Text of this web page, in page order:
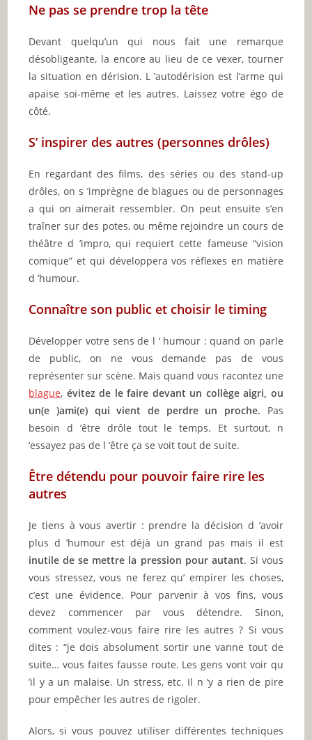
Ne pas se prendre trop la tête
Devant quelqu’un qui nous fait une remarque
désobligeante, la encore au lieu de ce vexer, tourner
la situation en dérision. L ’autodérision est l’arme qui
apaise soi-même et les autres. Laissez votre égo de
côté.
S’ inspirer des autres (personnes drôles)
En regardant des films, des séries ou des stand-up
drôles, on s ’imprègne de blagues ou de personnages
a qui on aimerait ressembler. On peut ensuite s’en
traîner sur des potes, ou même rejoindre un cours de
théâtre d ’impro, qui requiert cette fameuse “vision
comique” et qui développera vos réflexes en matière
d ’humour.
Connaître son public et choisir le timing
Développer votre sens de l ‘ humour : quand on parle
de public, on ne vous demande pas de vous
représenter sur scène. Mais quand vous racontez une
blague, évitez de le faire devant un collège aigri, ou
un(e )ami(e) qui vient de perdre un proche. Pas
besoin d ’être drôle tout le temps. Et surtout, n
’essayez pas de l ’être ça se voit tout de suite.
Être détendu pour pouvoir faire rire les
autres
Je tiens à vous avertir : prendre la décision d ’avoir
plus d ’humour est déjà un grand pas mais il est
inutile de se mettre la pression pour autant. Si vous
vous stressez, vous ne ferez qu’ empirer les choses,
c’est une évidence. Pour parvenir à vos fins, vous
devez commencer par vous détendre. Sinon,
comment voulez-vous faire rire les autres ? Si vous
dites : “je dois absolument sortir une vanne tout de
suite… vous faites fausse route. Les gens vont voir qu
’il y a un malaise. Un stress, etc. Il n ’y a rien de pire
pour empêcher les autres de rigoler.
Alors, si vous pouvez utiliser différentes techniques